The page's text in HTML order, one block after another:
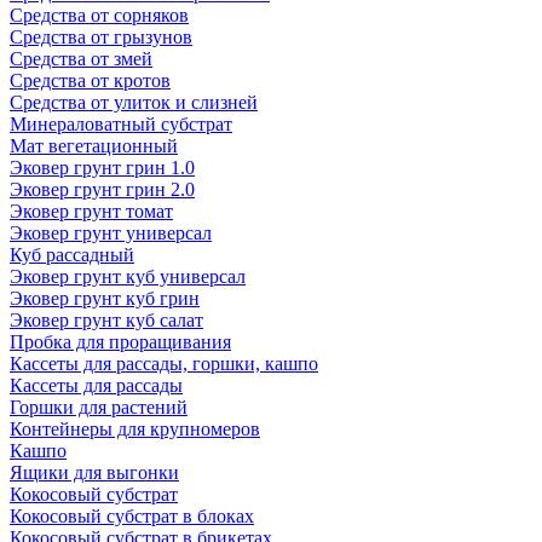
Средства от сорняков
Средства от грызунов
Средства от змей
Средства от кротов
Средства от улиток и слизней
Минераловатный субстрат
Мат вегетационный
Эковер грунт грин 1.0
Эковер грунт грин 2.0
Эковер грунт томат
Эковер грунт универсал
Куб рассадный
Эковер грунт куб универсал
Эковер грунт куб грин
Эковер грунт куб салат
Пробка для проращивания
Кассеты для рассады, горшки, кашпо
Кассеты для рассады
Горшки для растений
Контейнеры для крупномеров
Кашпо
Ящики для выгонки
Кокосовый субстрат
Кокосовый субстрат в блоках
Кокосовый субстрат в брикетах